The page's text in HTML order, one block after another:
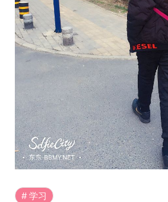
学习